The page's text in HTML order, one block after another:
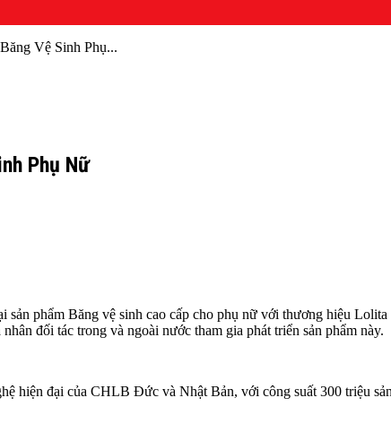
Vệ Sinh Phụ...
Phụ Nữ
phẩm Băng vệ sinh cao cấp cho phụ nữ với thương hiệu
đối tác trong và ngoài nước tham gia phát triển sản phẩm này.
hiện đại của CHLB Đức và Nhật Bản, với công suất 300 triệu